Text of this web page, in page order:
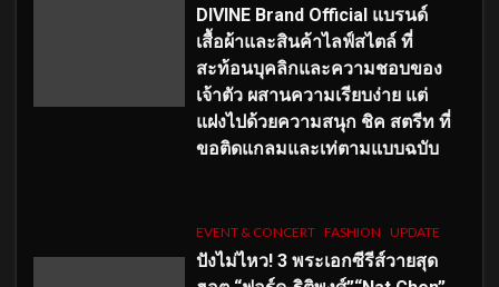
DIVINE Brand Official แบรนด์
เสื้อผ้าและสินค้าไลฟ์สไตล์ ที่
สะท้อนบุคลิกและความชอบของ
เจ้าตัว ผสานความเรียบง่าย แต่
แฝงไปด้วยความสนุก ชิค สตรีท ที่
ขอติดแกลมและเท่ตามแบบฉบับ
EVENT & CONCERT FASHION UPDATE
ปังไม่ไหว! 3 พระเอกซีรีส์วายสุด